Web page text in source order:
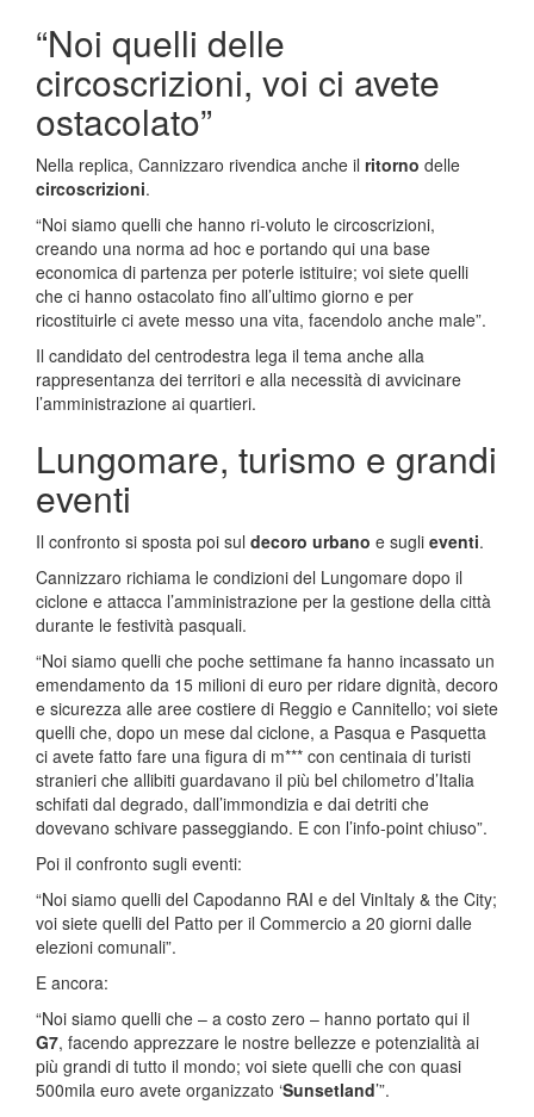
“Noi quelli delle
circoscrizioni, voi ci avete
ostacolato”
Nella replica, Cannizzaro rivendica anche il ritorno delle
circoscrizioni.
“Noi siamo quelli che hanno ri-voluto le circoscrizioni,
creando una norma ad hoc e portando qui una base
economica di partenza per poterle istituire; voi siete quelli
che ci hanno ostacolato fino all’ultimo giorno e per
ricostituirle ci avete messo una vita, facendolo anche male”.
Il candidato del centrodestra lega il tema anche alla
rappresentanza dei territori e alla necessità di avvicinare
l’amministrazione ai quartieri.
Lungomare, turismo e grandi
eventi
Il confronto si sposta poi sul decoro urbano e sugli eventi.
Cannizzaro richiama le condizioni del Lungomare dopo il
ciclone e attacca l’amministrazione per la gestione della città
durante le festività pasquali.
“Noi siamo quelli che poche settimane fa hanno incassato un
emendamento da 15 milioni di euro per ridare dignità, decoro
e sicurezza alle aree costiere di Reggio e Cannitello; voi siete
quelli che, dopo un mese dal ciclone, a Pasqua e Pasquetta
ci avete fatto fare una figura di m*** con centinaia di turisti
stranieri che allibiti guardavano il più bel chilometro d’Italia
schifati dal degrado, dall’immondizia e dai detriti che
dovevano schivare passeggiando. E con l’info-point chiuso”.
Poi il confronto sugli eventi:
“Noi siamo quelli del Capodanno RAI e del VinItaly & the City;
voi siete quelli del Patto per il Commercio a 20 giorni dalle
elezioni comunali”.
E ancora:
“Noi siamo quelli che – a costo zero – hanno portato qui il
G7, facendo apprezzare le nostre bellezze e potenzialità ai
più grandi di tutto il mondo; voi siete quelli che con quasi
500mila euro avete organizzato ‘Sunsetland’”.